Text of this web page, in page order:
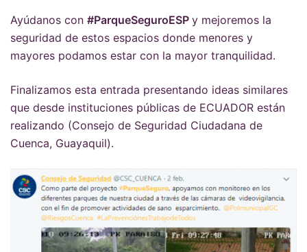
Ayúdanos con #ParqueSeguroESP y mejoremos la
seguridad de estos espacios donde menores y
mayores podamos estar con la mayor tranquilidad.
Finalizamos esta entrada presentando ideas similares
que desde instituciones públicas de ECUADOR están
realizando (Consejo de Seguridad Ciudadana de
Cuenca, Guayaquil).